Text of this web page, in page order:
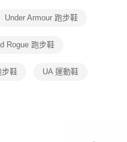
AFTEE先享後付」服務完成之交
或監護人之同意方可使用
別帳號之用戶狀況，依本公司即
Under Armour 跑步鞋
Rogue 跑步鞋
步鞋 UA 運動鞋